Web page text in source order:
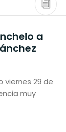
a
viernes 29 de
muy